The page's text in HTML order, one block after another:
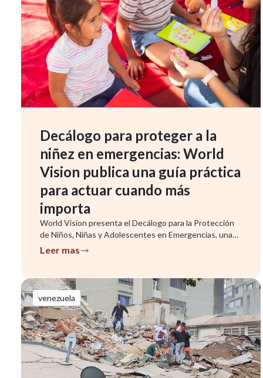
Decálogo para proteger a la
niñez en emergencias: World
Vision publica una guía práctica
para actuar cuando más
importa
World Vision presenta el Decálogo para la Protección
de Niños, Niñas y Adolescentes en Emergencias, una
herramienta que ...
Leer mas
venezuela